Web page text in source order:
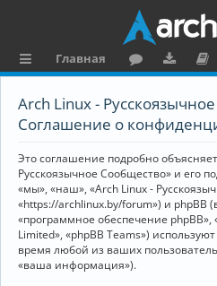
ы
к
и
Главная
ру
ру
и
ку
е
н
та
ц
Arch Linux -
Соглашение о
Это соглашение подробно
Русскоязычное Сообщество» и его
«мы», «наш», «Arch Linux -
«https://archlinux.by/forum») и phpBB
«программное обеспечение phpBB»,
Limited», «phpBB Teams»)
время любой из ваших
«ваша информация»).